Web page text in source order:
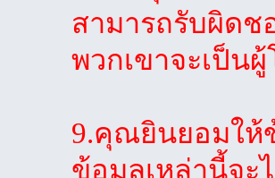
สามารถรับผิด
พวกเขาจะเป็นผู้
9.คุณยินยอมให้
ข้อมูลเหล่านี้จะ